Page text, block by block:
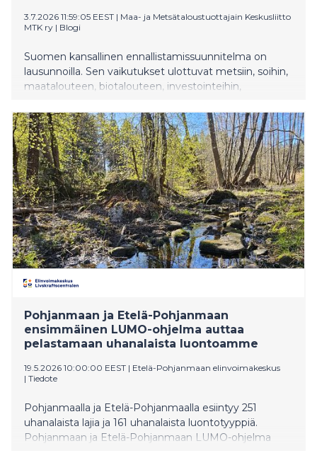
3.7.2026 11:59:05 EEST | Maa- ja Metsätaloustuottajain Keskusliitto
MTK ry | Blogi
Suomen kansallinen ennallistamissuunnitelma on
lausunnoilla. Sen vaikutukset ulottuvat metsiin, soihin,
maatalouteen, biotalouteen, investointeihin,
vuosikymmeniksi eteenpäin. Kyse ei ole vain
luonnonsuojelusta, vaan taloudellisilta ja
yhteiskunnallisilta vaikutuksiltaan yhdestä tämän
vuosikymmenen merkittävimmistä
politiikkakokonaisuuksista.
Pohjanmaan ja Etelä-Pohjanmaan
ensimmäinen LUMO-ohjelma auttaa
pelastamaan uhanalaista luontoamme
19.5.2026 10:00:00 EEST | Etelä-Pohjanmaan elinvoimakeskus
| Tiedote
Pohjanmaalla ja Etelä-Pohjanmaalla esiintyy 251
uhanalaista lajia ja 161 uhanalaista luontotyyppiä.
Pohjanmaan ja Etelä-Pohjanmaan LUMO-ohjelma